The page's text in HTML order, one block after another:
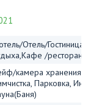
Отель/
/рестораны
камера хранения,
Парковка,